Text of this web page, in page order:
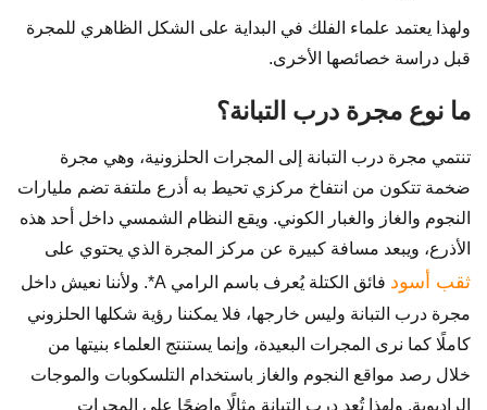
ولهذا يعتمد علماء الفلك في البداية على الشكل الظاهري للمجرة
قبل دراسة خصائصها الأخرى.
ما نوع مجرة درب التبانة؟
تنتمي مجرة درب التبانة إلى المجرات الحلزونية، وهي مجرة
ضخمة تتكون من انتفاخ مركزي تحيط به أذرع ملتفة تضم مليارات
النجوم والغاز والغبار الكوني. ويقع النظام الشمسي داخل أحد هذه
الأذرع، ويبعد مسافة كبيرة عن مركز المجرة الذي يحتوي على
ثقب أسود
فائق الكتلة يُعرف باسم الرامي A*. ولأننا نعيش داخل
مجرة درب التبانة وليس خارجها، فلا يمكننا رؤية شكلها الحلزوني
كاملًا كما نرى المجرات البعيدة، وإنما يستنتج العلماء بنيتها من
خلال رصد مواقع النجوم والغاز باستخدام التلسكوبات والموجات
الراديوية. ولهذا تُعد درب التبانة مثالًا واضحًا على المجرات